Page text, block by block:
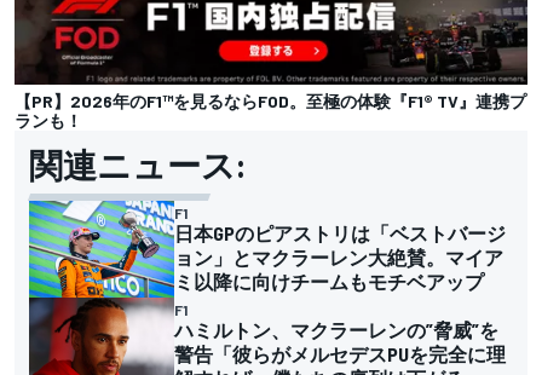
【PR】2026年のF1™を見るならFOD。至極の体験『F1® TV』連携プ
ランも！
関連ニュース:
F1
日本GPのピアストリは「ベストバージ
ョン」とマクラーレン大絶賛。マイア
ミ以降に向けチームもモチベアップ
F1
ハミルトン、マクラーレンの”脅威”を
警告「彼らがメルセデスPUを完全に理